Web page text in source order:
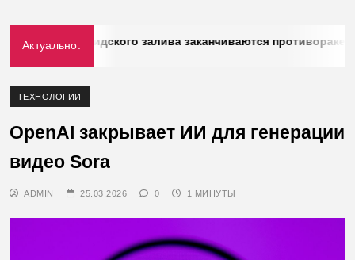
Актуально:
стран Персидского залива заканчиваются противоракеты
ТЕХНОЛОГИИ
OpenAI закрывает ИИ для генерации
видео Sora
ADMIN 25.03.2026 0 1 МИНУТЫ